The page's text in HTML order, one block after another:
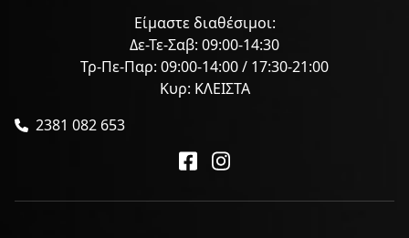
Είμαστε διαθέσιμοι:
Δε-Τε-Σαβ: 09:00-14:30
Τρ-Πε-Παρ: 09:00-14:00 / 17:30-21:00
Κυρ: ΚΛΕΙΣΤΑ
2381 082 653